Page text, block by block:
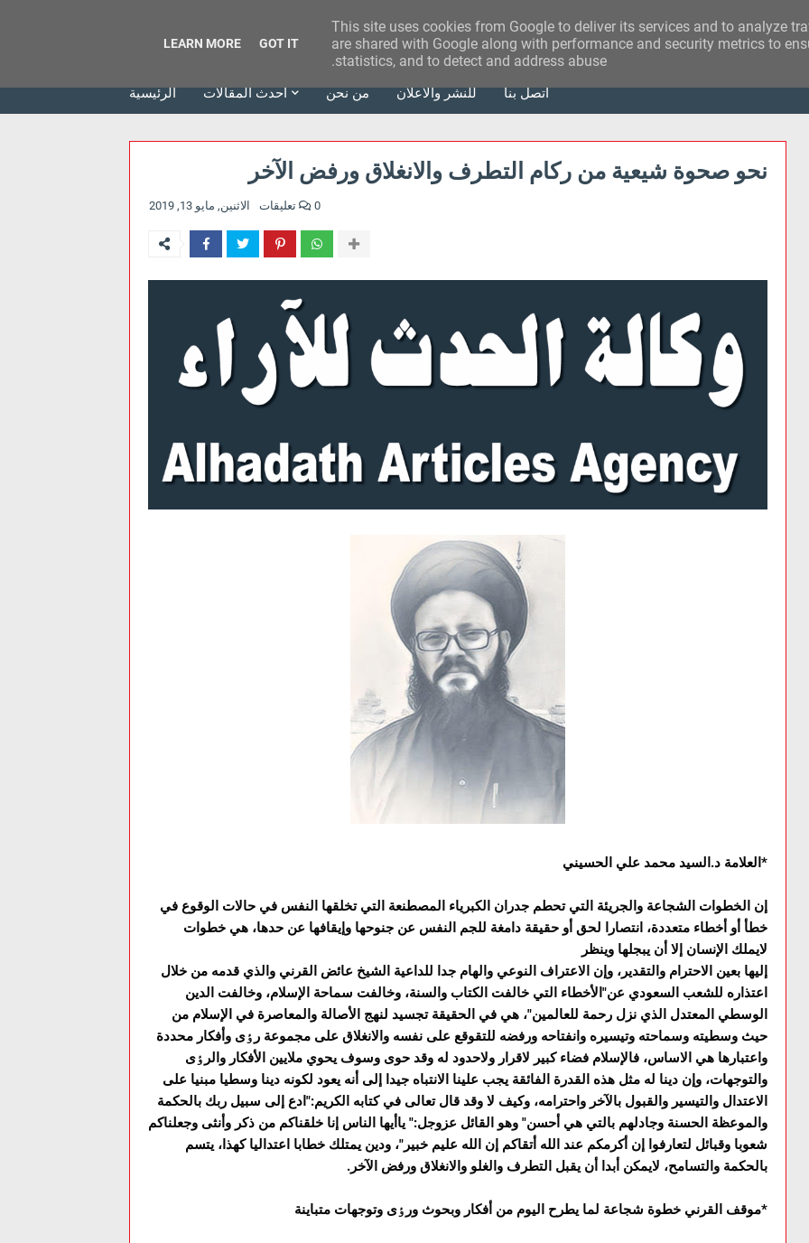
وكالة الحدث للآراء
الرئيسية أحدث المقالات من نحن للنشر والاعلان أتصل بنا
نحو صحوة شيعية من رکام التطرف والانغلاق ورفض الآخر
الاثنين, مايو 13, 2019 0 تعليقات
*العلامة د.السيد محمد علي الحسيني
إن الخطوات الشجاعة والجريئة التي تحطم جدران الکبرياء المصطنعة التي تخلقها النفس في حالات الوقوع في
خطأ أو أخطاء متعددة، انتصارا لحق أو حقيقة دامغة للجم النفس عن جنوحها وإيقافها عن حدها، هي خطوات
لايملك الإنسان إلا أن يبجلها وينظر
إليها بعين الاحترام والتقدير، وإن الاعتراف النوعي والهام جدا للداعية الشيخ عائض القرني والذي قدمه من خلال
اعتذاره للشعب السعودي عن"الأخطاء التي خالفت الكتاب والسنة، وخالفت سماحة الإسلام، وخالفت الدين
الوسطي المعتدل الذي نزل رحمة للعالمين"، هي في الحقيقة تجسيد لنهج الأصالة والمعاصرة في الإسلام من
حيث وسطيته وسماحته وتيسيره وانفتاحه ورفضه للتقوقع على نفسه والانغلاق على مجموعة رٶى وأفکار محددة
واعتبارها هي الاساس، فالإسلام فضاء کبير لاقرار ولاحدود له وقد حوى وسوف يحوي ملايين الأفکار والرٶى
والتوجهات، وإن دينا له مثل هذه القدرة الفائقة يجب علينا الانتباه جيدا إلى أنه يعود لکونه دينا وسطيا مبنيا على
الاعتدال والتيسير والقبول بالآخر واحترامه، وکيف لا وقد قال تعالى في کتابه الکريم:"ادع إلى سبيل ربك بالحكمة
والموعظة الحسنة وجادلهم بالتي هي أحسن" وهو القائل عزوجل:" ياأيها الناس إنا خلقناكم من ذكر وأنثى وجعلناكم
شعوبا وقبائل لتعارفوا إن أكرمكم عند الله أتقاكم إن الله عليم خبير"، ودين يمتلك خطابا اعتداليا كهذا، يتسم
بالحکمة والتسامح، لايمکن أبدا أن يقبل التطرف والغلو والانغلاق ورفض الآخر.
*موقف القرني خطوة شجاعة لما يطرح اليوم من أفکار وبحوث ورٶى وتوجهات متباينة
This site uses cookies from Google to deliver its services and to analyze
are shared with Google along with performance and security metrics to
statistics, and to detect and address abuse.
LEARN MORE GOT IT